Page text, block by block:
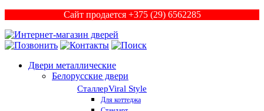
Сайт продается +375 (29) 6562285
Двери металлические
Белорусские двери
СталлерViral Style
Для коттеджа